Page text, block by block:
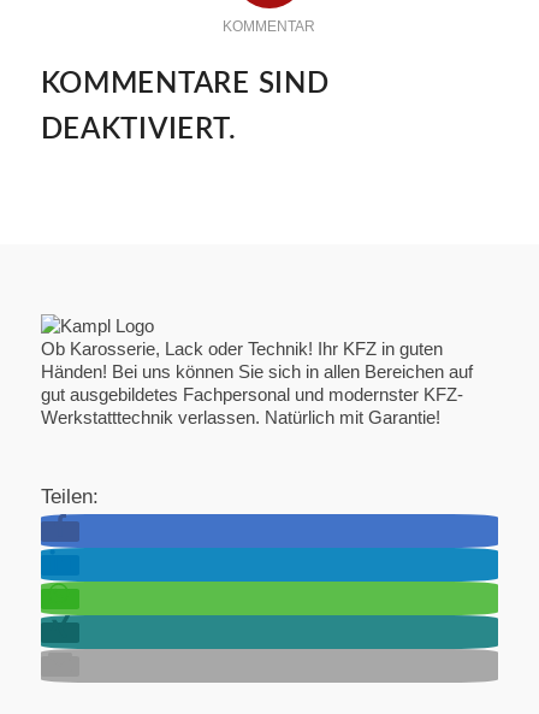
KOMMENTAR
KOMMENTARE SIND
DEAKTIVIERT.
Ob Karosserie, Lack oder Technik! Ihr KFZ in guten
Händen! Bei uns können Sie sich in allen Bereichen auf
gut ausgebildetes Fachpersonal und modernster KFZ-
Werkstatttechnik verlassen. Natürlich mit Garantie!
Teilen: